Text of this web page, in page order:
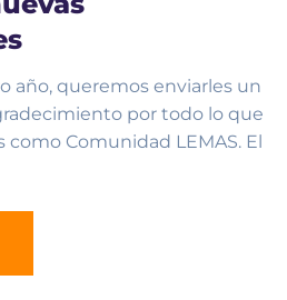
año, queremos enviarles un
por todo lo que
Comunidad LEMAS. El